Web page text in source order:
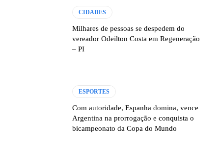
CIDADES
Milhares de pessoas se despedem do
vereador Odeilton Costa em Regeneração
– PI
ESPORTES
Com autoridade, Espanha domina, vence
Argentina na prorrogação e conquista o
bicampeonato da Copa do Mundo